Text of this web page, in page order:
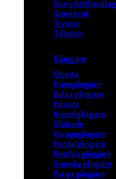
Spanjoletthandtag
Stormkrok
Trycken
Tillbehör
Gångjärn
Objecta
Pianogångjärn
Dolda gångjärn
Falsade
Koppelgångjärn
Ofalsade
Garagegångjärn
Pendelgångjärn
Rostfria gångjärn
Svenska gångjärn
Övriga gångjärn